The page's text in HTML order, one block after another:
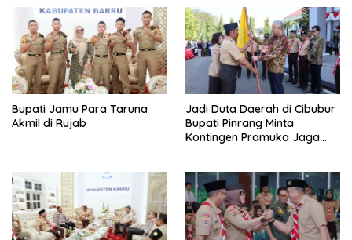
Bupati Jamu Para Taruna
Akmil di Rujab
Jadi Duta Daerah di Cibubur
Bupati Pinrang Minta
Kontingen Pramuka Jaga